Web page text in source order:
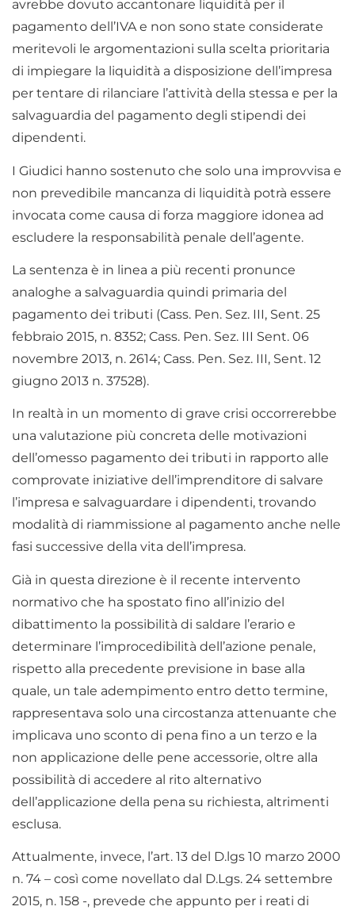
avrebbe dovuto accantonare liquidità per il
pagamento dell’IVA e non sono state considerate
meritevoli le argomentazioni sulla scelta prioritaria
di impiegare la liquidità a disposizione dell’impresa
per tentare di rilanciare l’attività della stessa e per la
salvaguardia del pagamento degli stipendi dei
dipendenti.
I Giudici hanno sostenuto che solo una improvvisa e
non prevedibile mancanza di liquidità potrà essere
invocata come causa di forza maggiore idonea ad
escludere la responsabilità penale dell’agente.
La sentenza è in linea a più recenti pronunce
analoghe a salvaguardia quindi primaria del
pagamento dei tributi (Cass. Pen. Sez. III, Sent. 25
febbraio 2015, n. 8352; Cass. Pen. Sez. III Sent. 06
novembre 2013, n. 2614; Cass. Pen. Sez. III, Sent. 12
giugno 2013 n. 37528).
In realtà in un momento di grave crisi occorrerebbe
una valutazione più concreta delle motivazioni
dell’omesso pagamento dei tributi in rapporto alle
comprovate iniziative dell’imprenditore di salvare
l’impresa e salvaguardare i dipendenti, trovando
modalità di riammissione al pagamento anche nelle
fasi successive della vita dell’impresa.
Già in questa direzione è il recente intervento
normativo che ha spostato fino all’inizio del
dibattimento la possibilità di saldare l’erario e
determinare l’improcedibilità dell’azione penale,
rispetto alla precedente previsione in base alla
quale, un tale adempimento entro detto termine,
rappresentava solo una circostanza attenuante che
implicava uno sconto di pena fino a un terzo e la
non applicazione delle pene accessorie, oltre alla
possibilità di accedere al rito alternativo
dell’applicazione della pena su richiesta, altrimenti
esclusa.
Attualmente, invece, l’art. 13 del D.lgs 10 marzo 2000
n. 74 – così come novellato dal D.Lgs. 24 settembre
2015, n. 158 -, prevede che appunto per i reati di